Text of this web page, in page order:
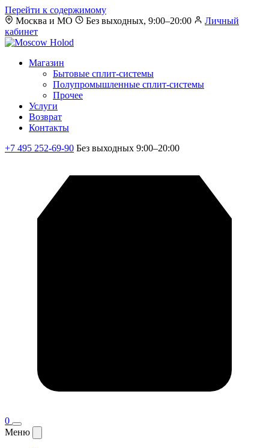
Перейти к содержимому
Москва и МО
Без выходных, 9:00–20:00
Личный
кабинет
Магазин
Бытовые сплит-системы
Полупромышленные сплит-системы
Прочее
Услуги
Возврат
Контакты
+7 495 252-69-90 Без выходных 9:00–20:00
0
Меню